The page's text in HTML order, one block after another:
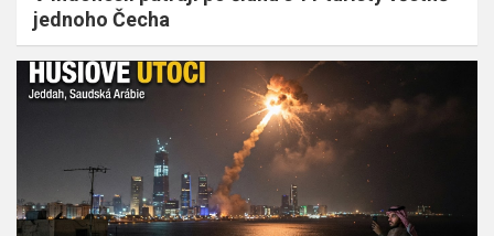
jednoho Čecha